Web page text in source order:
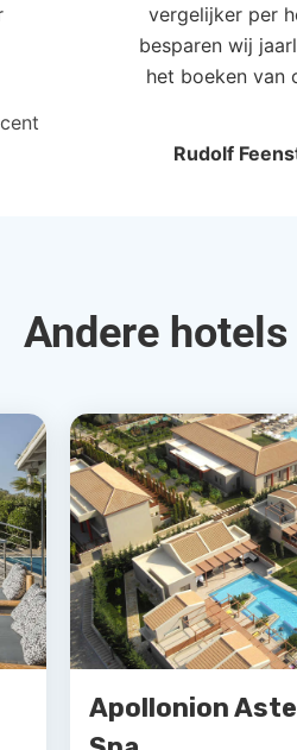
vergelijker per
besparen wij
het boeken van
Rudolf
Andere
Apollonion